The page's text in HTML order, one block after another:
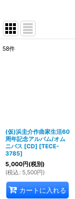
58件
(仮)浜圭介作曲家生活60
周年記念アルバム/オム
ニバス [CD] [TECE-
3785]
5,000円(税別)
(税込 : 5,500円)
カートに入れる